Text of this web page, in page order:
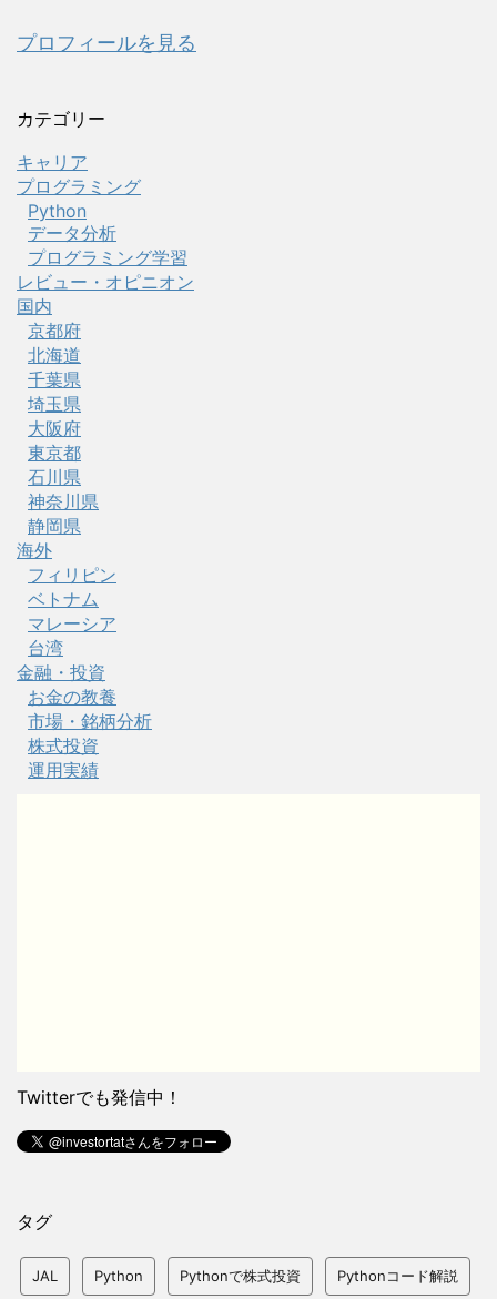
プロフィールを見る
カテゴリー
キャリア
プログラミング
Python
データ分析
プログラミング学習
レビュー・オピニオン
国内
京都府
北海道
千葉県
埼玉県
大阪府
東京都
石川県
神奈川県
静岡県
海外
フィリピン
ベトナム
マレーシア
台湾
金融・投資
お金の教養
市場・銘柄分析
株式投資
運用実績
Twitterでも発信中！
タグ
JAL Python Pythonで株式投資 Pythonコード解説